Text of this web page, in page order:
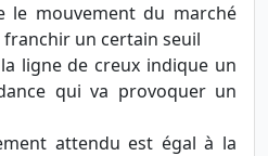
le mouvement du marché
un certain seuil
ligne de creux indique un
qui va provoquer un
attendu est égal à la